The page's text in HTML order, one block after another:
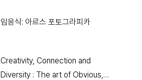
임응식: 아르스 포토그라피카
Creativity, Connection and
Diversity : The art of Obvious,